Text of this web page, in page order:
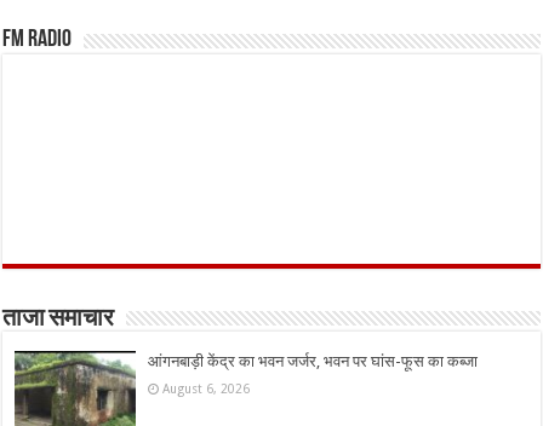
FM Radio
ताजा समाचार
आंगनबाड़ी केंद्र का भवन जर्जर, भवन पर घांस-फूस का कब्जा
August 6, 2026